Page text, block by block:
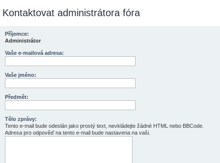
Kontaktovat administrátora fóra
Příjemce:
Administrátor
Vaše e-mailová adresa:
Vaše jméno:
Předmět:
Tělo zprávy:
Tento e-mail bude odeslán jako prostý text, nevkládejte žádné HTML nebo BBCode.
Adresa pro odpověď na tento e-mail bude nastavena na vaši.